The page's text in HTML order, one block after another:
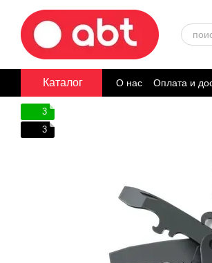
Перейти к основному контенту
Каталог О нас Оплата и
Договор
3
3